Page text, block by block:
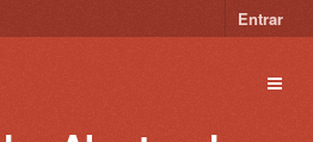
Entrar